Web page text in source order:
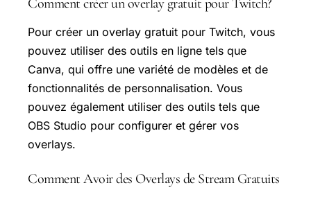
Pour créer un overlay gratuit pour Twitch, vous
pouvez utiliser des outils en ligne tels que
Canva, qui offre une variété de modèles et de
fonctionnalités de personnalisation. Vous
pouvez également utiliser des outils tels que
OBS Studio pour configurer et gérer vos
overlays.
Comment Avoir des Overlays de Stream Gratuits